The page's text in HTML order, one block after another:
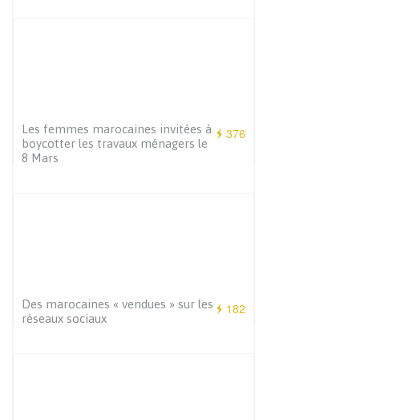
376
Les femmes marocaines invitées à
boycotter les travaux ménagers le
8 Mars
182
Des marocaines « vendues » sur les
réseaux sociaux